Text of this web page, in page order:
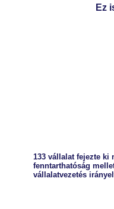
Ez
133 vállalat fejezte ki
fenntarthatóság
vállalatvezetés